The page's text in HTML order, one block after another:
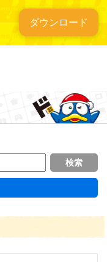
ダウンロード
総合ディスカウント